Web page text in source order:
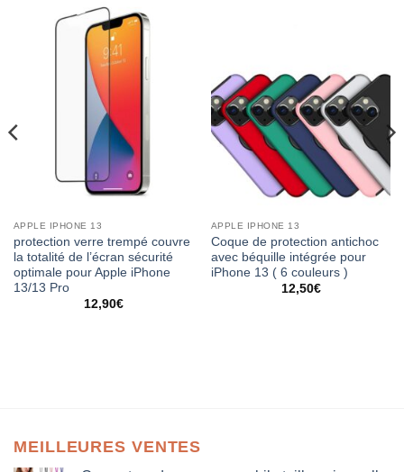
APPLE IPHONE 13
protection verre trempé couvre
la totalité de l’écran sécurité
optimale pour Apple iPhone
13/13 Pro
12,90€
APPLE IPHONE 13
Coque de protection antichoc
avec béquille intégrée pour
iPhone 13 ( 6 couleurs )
12,50€
MEILLEURES VENTES